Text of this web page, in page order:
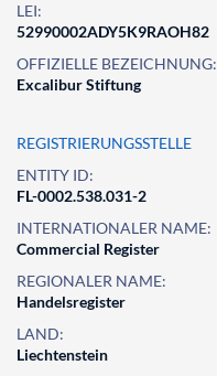
LEI:
52990002ADY5K9RAOH82
OFFIZIELLE BEZEICHNUNG:
Excalibur Stiftung
REGISTRIERUNGSSTELLE
ENTITY ID:
FL-0002.538.031-2
INTERNATIONALER NAME:
Commercial Register
REGIONALER NAME:
Handelsregister
LAND:
Liechtenstein